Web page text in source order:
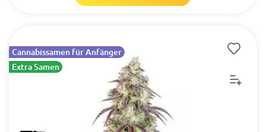
Cannabissamen für Anfänger
Extra Samen